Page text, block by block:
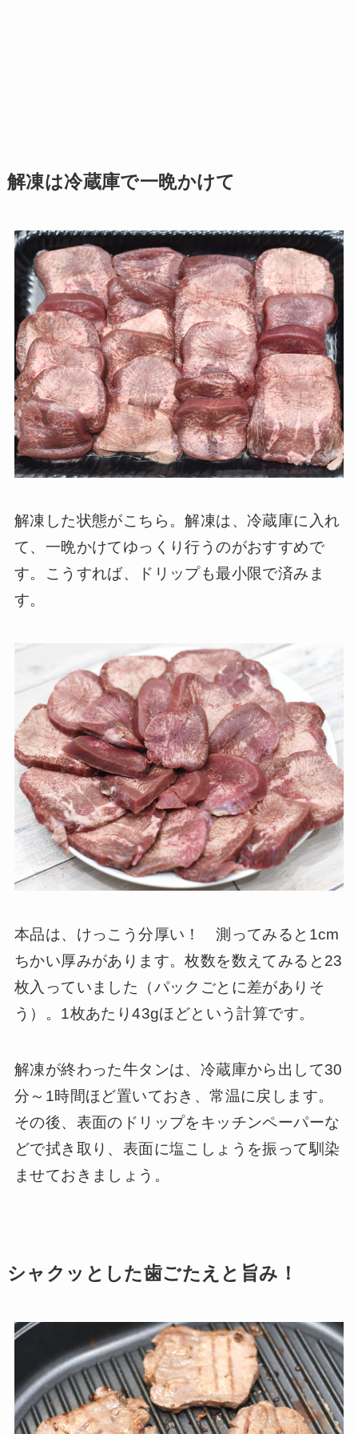
解凍は冷蔵庫で一晩かけて
解凍した状態がこちら。解凍は、冷蔵庫に入れ
て、一晩かけてゆっくり行うのがおすすめで
す。こうすれば、ドリップも最小限で済みま
す。
本品は、けっこう分厚い！ 測ってみると1cm
ちかい厚みがあります。枚数を数えてみると23
枚入っていました（パックごとに差がありそ
う）。1枚あたり43gほどという計算です。
解凍が終わった牛タンは、冷蔵庫から出して30
分～1時間ほど置いておき、常温に戻します。
その後、表面のドリップをキッチンペーパーな
どで拭き取り、表面に塩こしょうを振って馴染
ませておきましょう。
シャクッとした歯ごたえと旨み！